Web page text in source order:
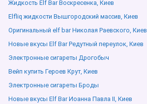
Жидкость Elf Bar Воскресенка, Киев
Elfliq жидкости Вышгородский массив, Киев
Оригинальный elf bar Николая Раевского, Киев
Новые вкусы Elf Bar Редутный переулок, Киев
Электронные сигареты Дрогобыч
Вейп купить Героев Крут, Киев
Электронные сигареты Броды
Новые вкусы Elf Bar Иоанна Павла ІІ, Киев